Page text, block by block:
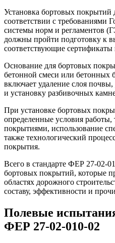
Установка бортовых покрытий
соответствии с требованиями
системы норм и регламентов
должны пройти подготовку к
соответствующие сертификаты
Основание для бортовых
бетонной смеси или бетонных
включает удаление слоя
и установку разбивочных
При установке бортовых
определенные условия работы,
покрытиями, использование
также технологический
покрытия.
Всего в стандарте ФЕР 27-02-
бортовых покрытий, которые
областях дорожного
составу, эффективности и
Полевые
ФЕР 27-02-010-02